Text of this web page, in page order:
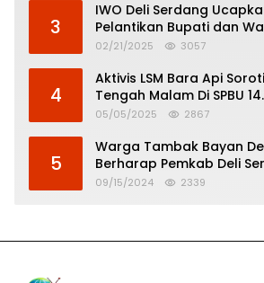
3
IWO Deli Serdang
Pelantikan Bupati dan
Serdang
02/21/2025 3057
4
Aktivis LSM Bara Api
Tengah Malam Di SPBU
Tinggi
05/05/2025 2867
5
Warga Tambak Bayan
Berharap Pemkab Deli
Banjir
09/15/2024 2339